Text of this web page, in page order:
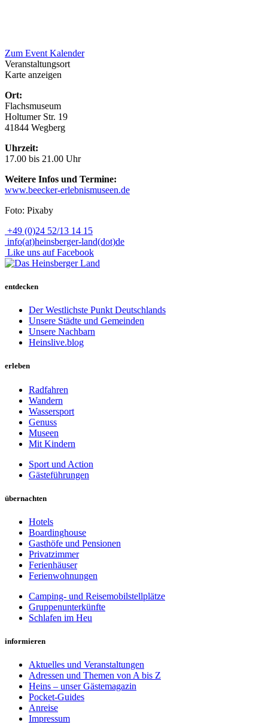
Zum Event Kalender
Veranstaltungsort
Karte anzeigen
Ort:
Flachsmuseum
Holtumer Str. 19
41844 Wegberg
Uhrzeit:
17.00 bis 21.00 Uhr
Weitere Infos und Termine:
www.beecker-erlebnismuseen.de
Foto: Pixaby
+49 (0)24 52/13 14 15
info(at)heinsberger-land(dot)de
Like uns auf Facebook
entdecken
Der Westlichste Punkt Deutschlands
Unsere Städte und Gemeinden
Unsere Nachbarn
Heinslive.blog
erleben
Radfahren
Wandern
Wassersport
Genuss
Museen
Mit Kindern
Sport und Action
Gästeführungen
übernachten
Hotels
Boardinghouse
Gasthöfe und Pensionen
Privatzimmer
Ferienhäuser
Ferienwohnungen
Camping- und Reisemobilstellplätze
Gruppenunterkünfte
Schlafen im Heu
informieren
Aktuelles und Veranstaltungen
Adressen und Themen von A bis Z
Heins – unser Gästemagazin
Pocket-Guides
Anreise
Impressum